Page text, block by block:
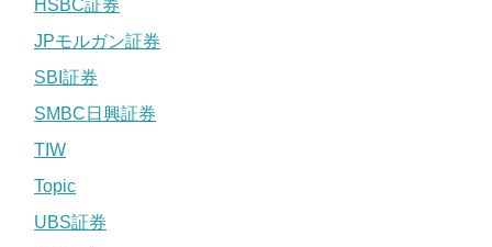
HSBC証券
JPモルガン証券
SBI証券
SMBC日興証券
TIW
Topic
UBS証券